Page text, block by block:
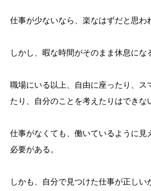
仕事が少ないなら、楽なはずだと思わ
しかし、暇な時間がそのまま休息にな
職場にいる以上、自由に座ったり、ス
たり、自分のことを考えたりはできな
仕事がなくても、働いているように見
必要がある。
しかも、自分で見つけた仕事が正しい